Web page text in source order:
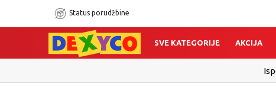
Status porudžbine
SVE KATEGORIJE AKCIJA